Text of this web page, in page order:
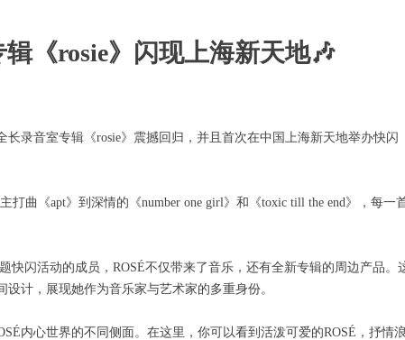
《rosie》闪现上海新天地🎶
录音室专辑《rosie》震撼回归，并且首次在中国上海新天地举办快闪
曲《apt》到深情的《number one girl》和《toxic till the end》，每一
闪活动的成员，ROSÉ不仅带来了音乐，还有全新专辑的周边产品。
计，展现她作为音乐家与艺术家的多重身份。
内心世界的不同侧面。在这里，你可以看到活泼可爱的ROSÉ，抒情